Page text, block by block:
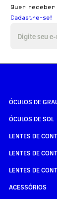
Quer receber
Cadastre-se!
ÓCULOS DE
ÓCULOS DE SOL
LENTES DE
LENTES DE
LENTES DE
ACESSÓRIOS